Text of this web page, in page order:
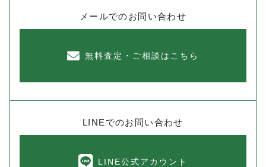
メールでのお問い合わせ
無料査定・ご相談はこちら
LINEでのお問い合わせ
LINE公式アカウント